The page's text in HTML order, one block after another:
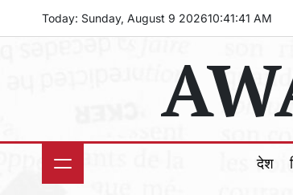
Today: Sunday, August 9 202610:41:42 AM
देश